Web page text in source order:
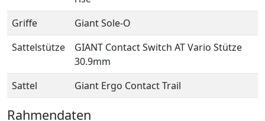
Griffe
Giant Sole-O
Sattelstütze
GIANT Contact Switch AT Vario Stütze
30.9mm
Sattel
Giant Ergo Contact Trail
Rahmendaten